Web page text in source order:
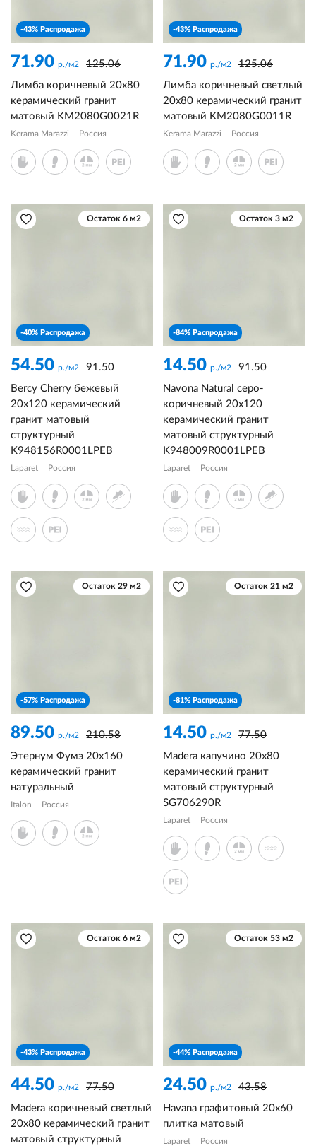
-43% Распродажа
71.90 р./м2
125.06
Лимба коричневый 20x80
керамический гранит
матовый KM2080G0021R
Kerama Marazzi Россия
-43% Распродажа
71.90 р./м2
125.06
Лимба коричневый светлый
20x80 керамический гранит
матовый KM2080G0011R
Kerama Marazzi Россия
Остаток 6 м2
-40% Распродажа
54.50 р./м2
91.50
Bercy Cherry бежевый
20x120 керамический
гранит матовый
структурный
K948156R0001LPEB
Laparet Россия
Остаток 3 м2
-84% Распродажа
14.50 р./м2
91.50
Navona Natural серо-
коричневый 20x120
керамический гранит
матовый структурный
K948009R0001LPEB
Laparet Россия
Остаток 29 м2
-57% Распродажа
89.50 р./м2
210.58
Этернум Фумэ 20x160
керамический гранит
натуральный
Italon Россия
Остаток 21 м2
-81% Распродажа
14.50 р./м2
77.50
Madera капучино 20x80
керамический гранит
матовый структурный
SG706290R
Laparet Россия
Остаток 6 м2
-43% Распродажа
44.50 р./м2
77.50
Madera коричневый светлый
20x80 керамический гранит
матовый структурный
Остаток 53 м2
-44% Распродажа
24.50 р./м2
43.58
Havana графитовый 20x60
плитка матовый
Laparet Россия